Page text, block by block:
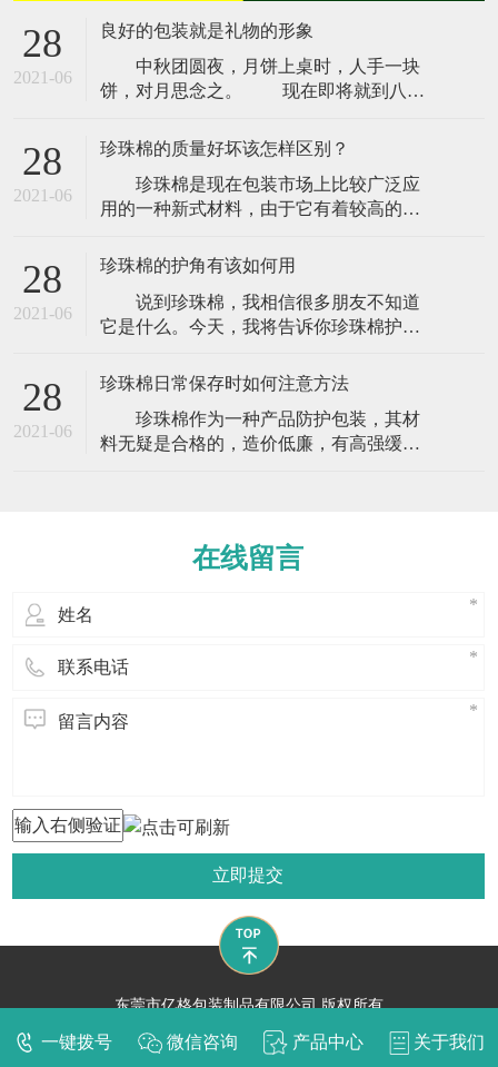
28
2021-06
良好的包装就是礼物的形象
中秋团圆夜，月饼上桌时，人手一块
饼，对月思念之。 现在即将就到八月
相信是相当多，但是在送礼的时候你要相
当注意，使用包装材料的时候那么你一定
要注意了，这些东西可是你要送给亲戚朋
友或者是你的领导上司，那么你就不能够
程与未
28
2021-06
珍珠棉的质量好坏该怎样区别？
珍珠棉是现在包装市场上比较广泛应
用的一种新式材料，由于它有着较高的防
们所热捧，逐步变成现在比较主流的包装
大，许多厂家为了能取得更多的利益赢
利，从而才去不同的措施获取更多的收
外行的客户不懂的话
28
2021-06
珍珠棉的护角有该如何用
说到珍珠棉，我相信很多朋友不知道
它是什么。今天，我将告诉你珍珠棉护角
来看看。 珍珠棉护角可以在货物运输
果，是防震包装的理想产品。广泛应用于
电子电器、仪器仪表、计算机、音响、医
28
2021-06
珍珠棉日常保存时如何注意方法
珍珠棉作为一种产品防护包装，其材
料无疑是合格的，造价低廉，有高强缓
易碎、变形、回复性差的缺点。那么它在
日常保存时需要注意的事项有哪些？
在线留言
立即提交
东莞市亿格包装制品有限公司 版权所有
东莞网站建设​
一键拨号 微信咨询 产品中心 关于我们